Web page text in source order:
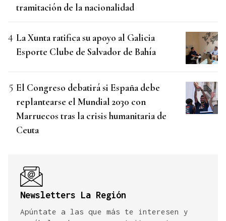
tramitación de la nacionalidad
La Xunta ratifica su apoyo al Galicia
Esporte Clube de Salvador de Bahía
El Congreso debatirá si España debe
replantearse el Mundial 2030 con
Marruecos tras la crisis humanitaria de
Ceuta
Newsletters La Región
Apúntate a las que más te interesen y